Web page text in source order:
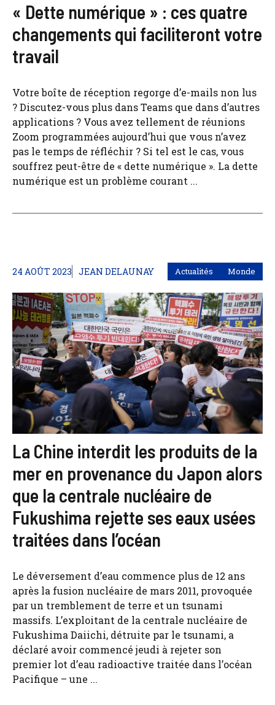
« Dette numérique » : ces quatre
changements qui faciliteront votre
travail
Votre boîte de réception regorge d’e-mails non lus
? Discutez-vous plus dans Teams que dans d’autres
applications ? Vous avez tellement de réunions
Zoom programmées aujourd’hui que vous n’avez
pas le temps de réfléchir ? Si tel est le cas, vous
souffrez peut-être de « dette numérique ». La dette
numérique est un problème courant ...
24 AOÛT 2023 JEAN DELAUNAY Actualités Monde
La Chine interdit les produits de la
mer en provenance du Japon alors
que la centrale nucléaire de
Fukushima rejette ses eaux usées
traitées dans l’océan
Le déversement d’eau commence plus de 12 ans
après la fusion nucléaire de mars 2011, provoquée
par un tremblement de terre et un tsunami
massifs. L’exploitant de la centrale nucléaire de
Fukushima Daiichi, détruite par le tsunami, a
déclaré avoir commencé jeudi à rejeter son
premier lot d’eau radioactive traitée dans l’océan
Pacifique – une ...